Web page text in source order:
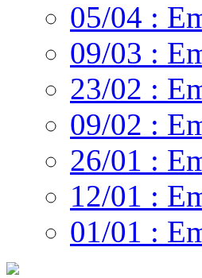
05/04 :
09/03 :
23/02 :
09/02 :
26/01 :
12/01 :
01/01 :